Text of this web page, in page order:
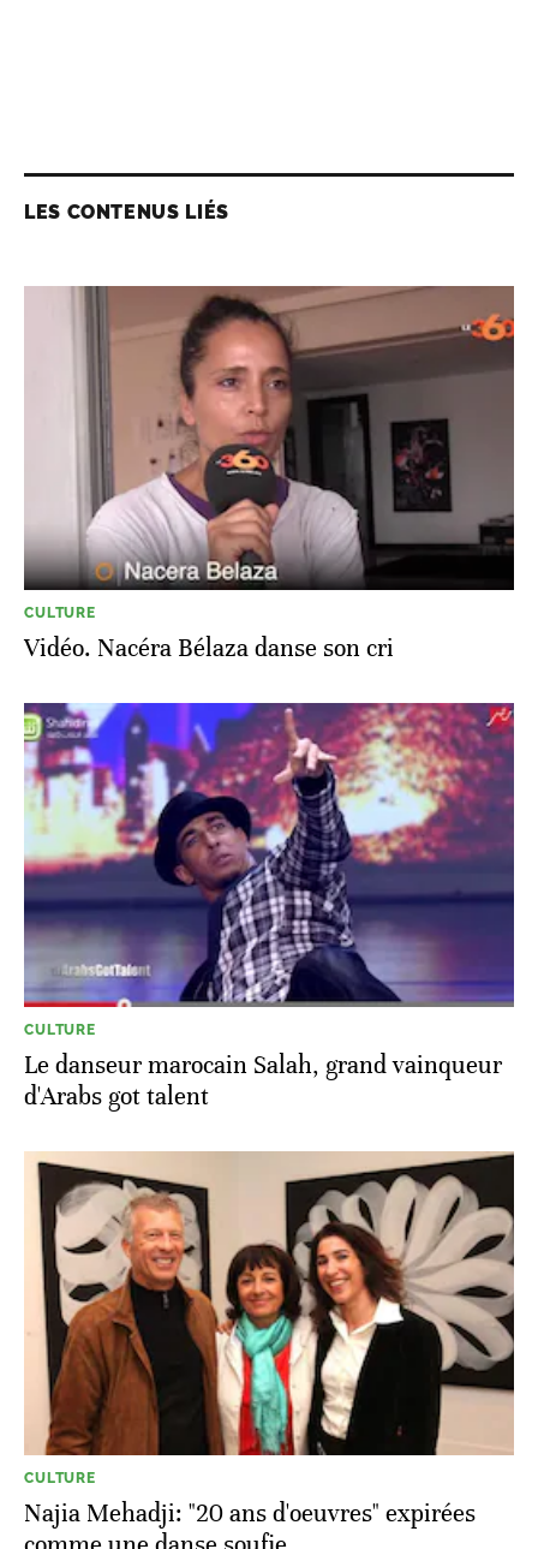
LES CONTENUS LIÉS
CULTURE
Vidéo. Nacéra Bélaza danse son cri
CULTURE
Le danseur marocain Salah, grand vainqueur
d'Arabs got talent
CULTURE
Najia Mehadji: "20 ans d'oeuvres" expirées